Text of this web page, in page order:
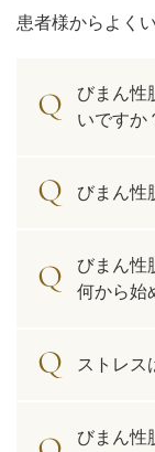
患者様からよく
びまん性
いですか
びまん性
びまん性
何から始
ストレス
びまん性